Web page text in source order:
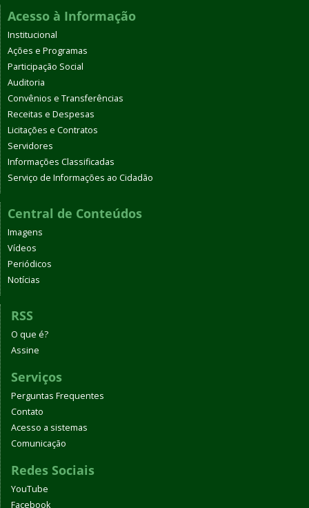
Acesso à Informação
Institucional
Ações e Programas
Participação Social
Auditoria
Convênios e Transferências
Receitas e Despesas
Licitações e Contratos
Servidores
Informações Classificadas
Serviço de Informações ao Cidadão
Central de Conteúdos
Imagens
Vídeos
Periódicos
Notícias
RSS
O que é?
Assine
Serviços
Perguntas Frequentes
Contato
Acesso a sistemas
Comunicação
Redes Sociais
YouTube
Facebook